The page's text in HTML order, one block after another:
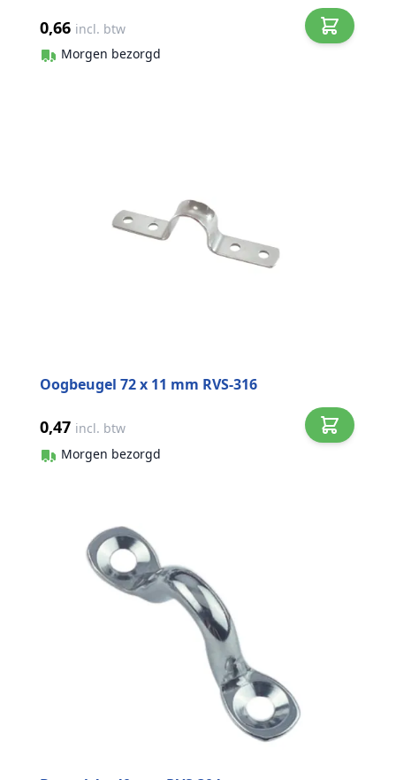
0,66 incl. btw
Morgen bezorgd
Oogbeugel 72 x 11 mm RVS-316
0,47 incl. btw
Morgen bezorgd